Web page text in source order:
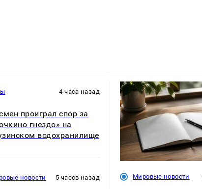
4 часа назад
проиграл спор за
гнездо» на
водохранилище
новости 5 часов назад Мировые новости